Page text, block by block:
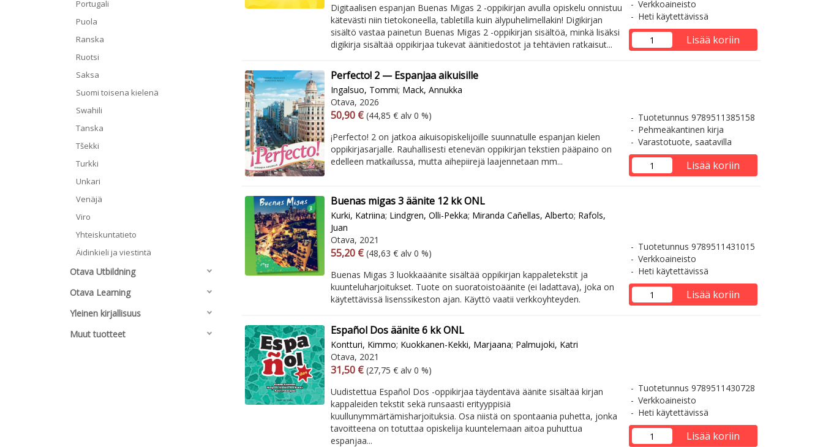
Portugali
Puola
Ranska
Ruotsi
Saksa
Suomi toisena kielenä
Swahili
Tanska
Tšekki
Turkki
Unkari
Venäjä
Viro
Yhteiskuntatieto
Äidinkieli ja viestintä
Otava Utbildning
Otava Learning
Yleinen kirjallisuus
Muut tuotteet
Digitaalisen espanjan Buenas Migas 2 -oppikirjan avulla opiskelu onnistuu
kätevästi niin tietokoneella, tabletilla kuin älypuhelimellakin! Digikirjan
sisältö vastaa painetun Buenas Migas 2 -oppikirjan sisältöä, minkä lisäksi
digikirja sisältää oppikirjaa tukevat äänitiedostot ja tehtävien ratkaisut...
Verkkoaineisto
Heti käytettävissä
Lisää koriin
Perfecto! 2 — Espanjaa aikuisille
Ingalsuo, Tommi; Mack, Annukka
Otava, 2026
Arvonlisäverollinen hinta
50,90 € Arvonlisäveroton hinta
(44,85 € alv 0 %)
¡Perfecto! 2 on jatkoa aikuisopiskelijoille suunnatulle espanjan kielen
oppikirjasarjalle. Rauhallisesti etenevän oppikirjan tekstien pääpaino on
edelleen matkailussa, mutta aihepiirejä laajennetaan mm...
Tuotetunnus 9789511385158
Pehmeäkantinen kirja
Varastotuote, saatavilla
Lisää koriin
Buenas migas 3 äänite 12 kk ONL
Kurki, Katriina; Lindgren, Olli-Pekka; Miranda Cañellas, Alberto; Rafols,
Juan
Otava, 2021
Arvonlisäverollinen hinta
55,20 € Arvonlisäveroton hinta
(48,63 € alv 0 %)
Buenas Migas 3 luokkaäänite sisältää oppikirjan kappaletekstit ja
kuunteluharjoitukset. Tuote on suoratoistoäänite (ei ladattava), joka on
käytettävissä lisenssikeston ajan. Käyttö vaatii verkkoyhteyden.
Tuotetunnus 9789511431015
Verkkoaineisto
Heti käytettävissä
Lisää koriin
Español Dos äänite 6 kk ONL
Kontturi, Kimmo; Kuokkanen-Kekki, Marjaana; Palmujoki, Katri
Otava, 2021
Arvonlisäverollinen hinta
31,50 € Arvonlisäveroton hinta
(27,75 € alv 0 %)
Uudistettua Español Dos -oppikirjaa täydentävä äänite sisältää kirjan
kappaleiden tekstit sekä runsaasti erityyppisiä
kuullunymmärtämisharjoituksia. Osa niistä on spontaania puhetta, jonka
tavoitteena on totuttaa opiskelija kuuntelemaan aitoa puhuttua
espanjaa...
Tuotetunnus 9789511430728
Verkkoaineisto
Heti käytettävissä
Lisää koriin